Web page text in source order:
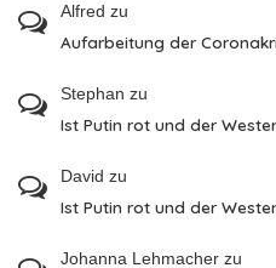
Alfred zu
Aufarbeitung der
Stephan zu
Ist Putin rot und der
David zu
Ist Putin rot und der
Johanna Lehmacher zu